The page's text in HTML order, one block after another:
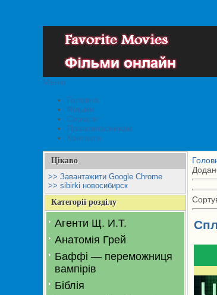
Меню
Головна
Фільми
Серіали
Правовласникам
Контакти
Цікаво
>> Завантажити Google Chrome
>> sibirki новосибирск
Категорії розділу
Агенти Щ. И.Т.
Анатомія Грей
Баффі — переможниця
вампірів
Біблія